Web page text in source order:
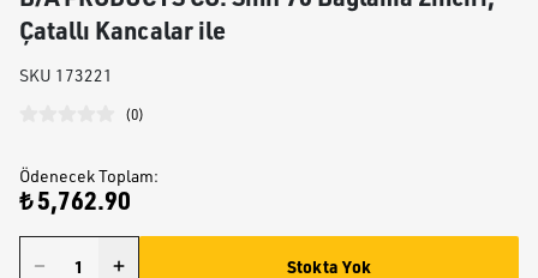
Çatallı Kancalar ile
SKU 173221
(0)
Ödenecek Toplam:
₺ 5,762.90
Stokta Yok